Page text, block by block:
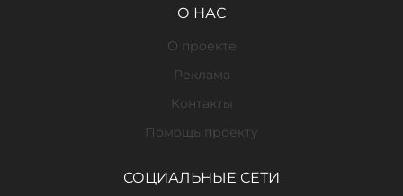
О НАС
О проекте
Реклама
Контакты
Помощь проекту
СОЦИАЛЬНЫЕ СЕТИ